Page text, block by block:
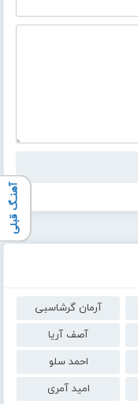
آرمان گرشاسبی
آصف آریا
احمد سلو
امید آمری
آهنـگ قبلی